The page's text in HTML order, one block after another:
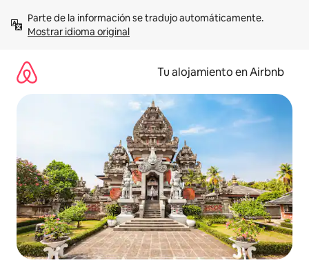
contenidoMostrar idioma original
Tu alojamiento en Airbnb